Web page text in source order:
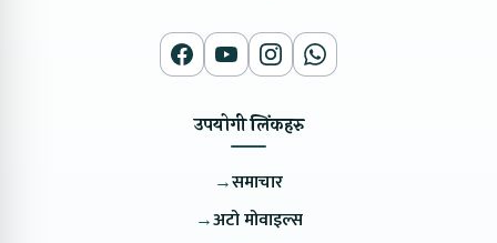
उपयोगी लिंकहरु
→समाचार
→अटो मोवाइल्स